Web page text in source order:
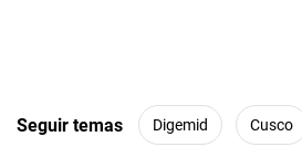
Seguir temas Digemid Cusco